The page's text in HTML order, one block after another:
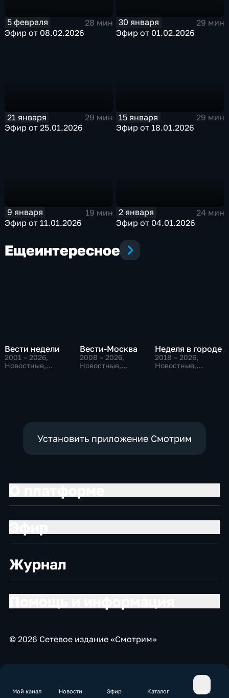
Мой канал Новости Эфир Каталог Поиск
5 февраля
28 мин
Эфир от 08.02.2026
30 января
29 мин
Эфир от 01.02.2026
21 января
29 мин
Эфир от 25.01.2026
15 января
29 мин
Эфир от 18.01.2026
9 января
19 мин
Эфир от 11.01.2026
2 января
24 мин
Эфир от 04.01.2026
Ещеинтересное
Вести недели
2001 – 2026,
Новостные,
Вести-Москва
2008 – 2026,
Новостные,
Неделя в городе
2018 – 2026,
Новостные,
Установить приложение Смотрим
Журнал
© 2026 Сетевое издание «Смотрим»